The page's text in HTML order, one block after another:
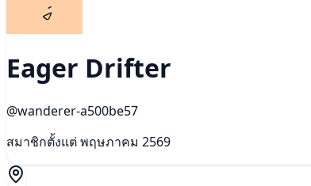
Eager Drifter
@wanderer-a500be57
สมาชิกตั้งแต่ พฤษภาคม 2569